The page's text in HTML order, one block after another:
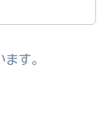
す。